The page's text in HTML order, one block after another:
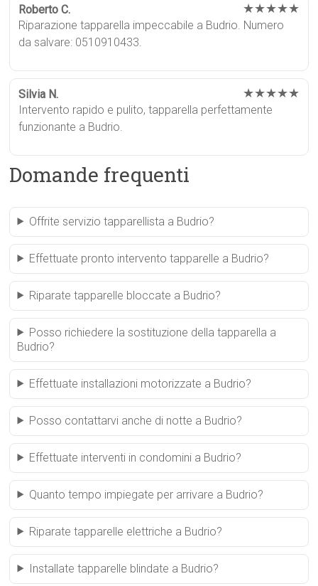
Roberto C. ★★★★★
Riparazione tapparella impeccabile a Budrio. Numero
da salvare: 0510910433.
Silvia N. ★★★★★
Intervento rapido e pulito, tapparella perfettamente
funzionante a Budrio.
Domande frequenti
Offrite servizio tapparellista a Budrio?
Effettuate pronto intervento tapparelle a Budrio?
Riparate tapparelle bloccate a Budrio?
Posso richiedere la sostituzione della tapparella a
Budrio?
Effettuate installazioni motorizzate a Budrio?
Posso contattarvi anche di notte a Budrio?
Effettuate interventi in condomini a Budrio?
Quanto tempo impiegate per arrivare a Budrio?
Riparate tapparelle elettriche a Budrio?
Installate tapparelle blindate a Budrio?